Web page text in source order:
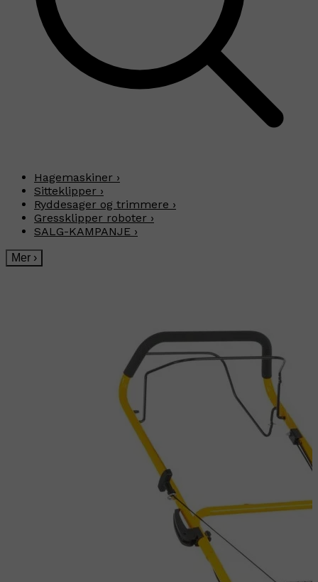
Hagemaskiner ›
Sitteklipper ›
Ryddesager og trimmere ›
Gressklipper roboter ›
SALG-KAMPANJE ›
Mer ›